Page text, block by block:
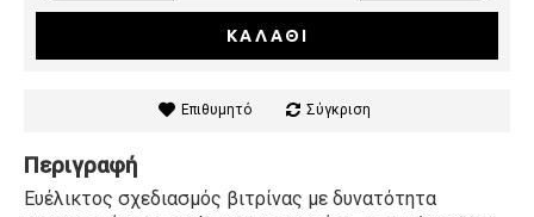
ΚΑΛΆΘΙ
Επιθυμητό Σύγκριση
Περιγραφή
Ευέλικτος σχεδιασμός βιτρίνας με δυνατότητα